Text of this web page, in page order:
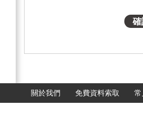
關於我們 免費資料索取 常